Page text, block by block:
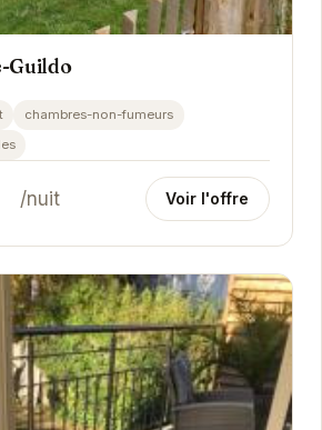
Guildo
chambres-non-fumeurs
/nuit Voir l'offre